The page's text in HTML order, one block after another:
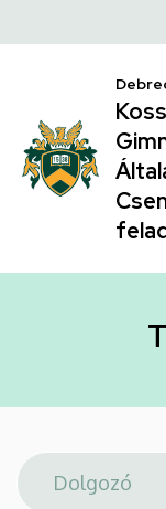
|
Kossuth
Lajos
Gyakorló
Általános
hely
a